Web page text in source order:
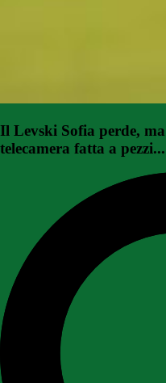
Il Levski Sofia perde,
telecamera fatta a pezzi...